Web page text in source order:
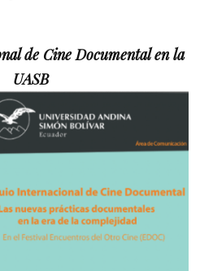
de Cine Documental en la
UASB